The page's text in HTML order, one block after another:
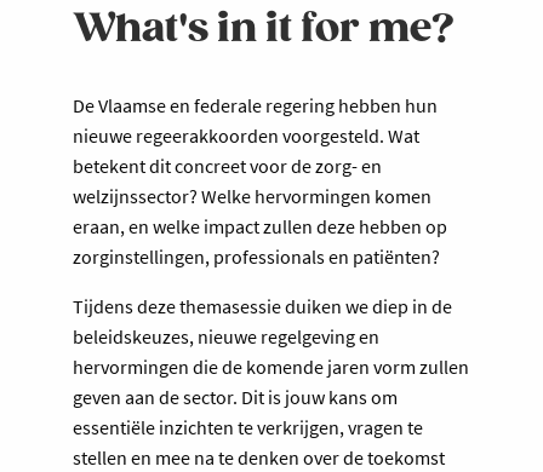
What's in it for me?
De Vlaamse en federale regering hebben hun
nieuwe regeerakkoorden voorgesteld. Wat
betekent dit concreet voor de zorg- en
welzijnssector? Welke hervormingen komen
eraan, en welke impact zullen deze hebben op
zorginstellingen, professionals en patiënten?
Tijdens deze themasessie duiken we diep in de
beleidskeuzes, nieuwe regelgeving en
hervormingen die de komende jaren vorm zullen
geven aan de sector. Dit is jouw kans om
essentiële inzichten te verkrijgen, vragen te
stellen en mee na te denken over de toekomst